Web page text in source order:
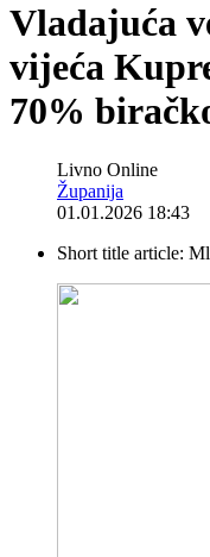
Vladajuća
vijeća
70%
Livno Online
Županija
01.01.2026 18:43
Short title article: